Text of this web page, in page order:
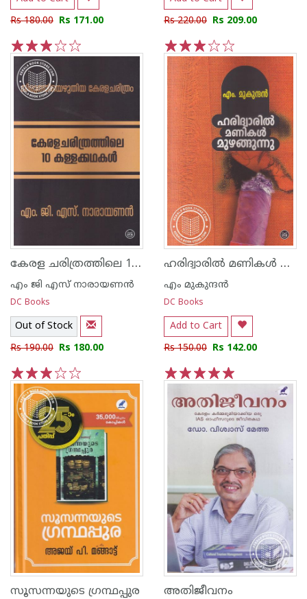
Rs 180.00 Rs 171.00
5
4
3
2
1
Rs 220.00 Rs 209.00
5
4
3
2
1
കേരള ചരിത്രത്തിലെ 10 കള്ളക്കഥകള്‍
എം ജി എസ് നാരായണന്‍
DC Books
Out of Stock
Rs 190.00 Rs 180.00
5
4
3
2
1
ഹരിദ്വാരില്‍ മണികള്‍ മുഴങ്ങുന്നു
എം മുകുന്ദ‌ന്‍
DC Books
Add to Cart
Rs 150.00 Rs 142.00
5
4
3
2
1
സൂസന്നയുടെ ഗ്രന്ഥപ്പുര അതിജീവനം